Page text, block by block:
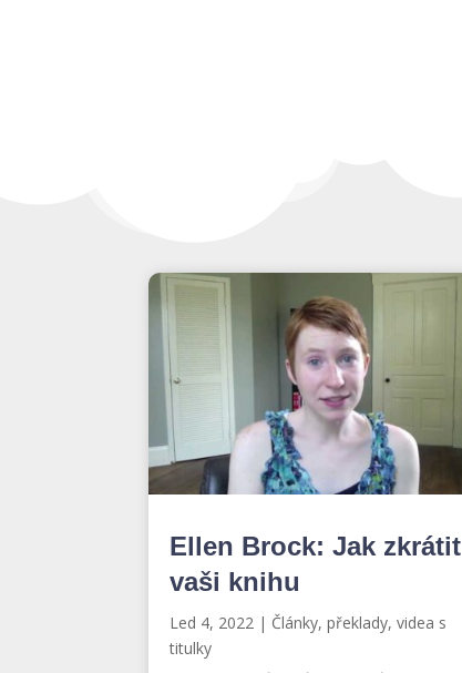
Ellen Brock: Jak zkrátit
vaši knihu
Led 4, 2022 | Články, překlady, videa s
titulky